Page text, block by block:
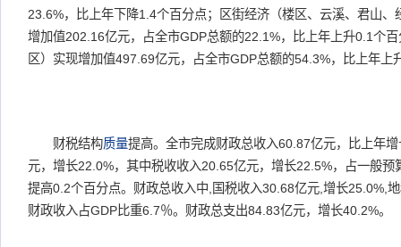
23.6%，比上年下降1.4个百分点；区街经济（楼区、云溪、君山、
增加值202.16亿元，占全市GDP总额的22.1%，比上年上升0.1个
区）实现增加值497.69亿元，占全市GDP总额的54.3%，比上年上
财税结构质量提高。全市完成财政总收入60.87亿元，比上年
元，增长22.0%，其中税收收入20.65亿元，增长22.5%，占一般预
提高0.2个百分点。财政总收入中,国税收入30.68亿元,增长25.0%,
财政收入占GDP比重6.7％。财政总支出84.83亿元，增长40.2%。